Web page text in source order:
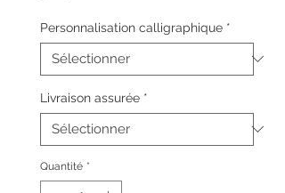
Personnalisation calligraphique *
Livraison assurée *
Quantité *